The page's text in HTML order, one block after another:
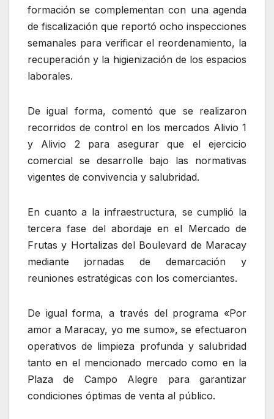
formación se complementan con una agenda
de fiscalización que reportó ocho inspecciones
semanales para verificar el reordenamiento, la
recuperación y la higienización de los espacios
laborales.
De igual forma, comentó que se realizaron
recorridos de control en los mercados Alivio 1
y Alivio 2 para asegurar que el ejercicio
comercial se desarrolle bajo las normativas
vigentes de convivencia y salubridad.
En cuanto a la infraestructura, se cumplió la
tercera fase del abordaje en el Mercado de
Frutas y Hortalizas del Boulevard de Maracay
mediante jornadas de demarcación y
reuniones estratégicas con los comerciantes.
De igual forma, a través del programa «Por
amor a Maracay, yo me sumo», se efectuaron
operativos de limpieza profunda y salubridad
tanto en el mencionado mercado como en la
Plaza de Campo Alegre para garantizar
condiciones óptimas de venta al público.